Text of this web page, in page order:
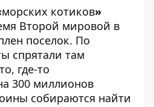
морских котиков»
Второй мировой в
поселок. По
спрятали там
где-то
300 миллионов
собираются найти